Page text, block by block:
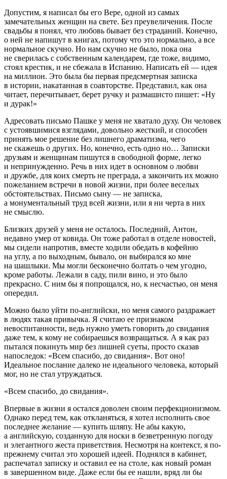
Допустим, я написал бы его Вере, одной из самых
замечательных женщин на свете. Без преувеличения. После
свадьбы я понял, что любовь бывает без страданий. Конечно,
о ней не напишут в книгах, потому что это нормально, а все
нормальное скучно. Но нам скучно не было, пока она
не сверилась с собственным календарем, где тоже, видимо,
стоял крестик, и не сбежала в Испанию. Написать ей — идея
на миллион. Это была бы первая предсмертная записка
в истории, накатанная в соавторстве. Представил, как она
читает, перечитывает, берет ручку и размашисто пишет: «Ну
и дурак!»
Адресовать письмо Пашке у меня не хватало духу. Он человек
с устоявшимися взглядами, довольно жесткий, и способен
принять мое решение без лишнего драматизма, чего
не скажешь о других. Но, конечно, есть одно но… Записки
друзьям и женщинам пишутся в свободной форме, легко
и непринужденно. Речь в них идет в основном о любви
и дружбе, для коих смерть не преграда, а закончить их можно
пожеланием встречи в новой жизни, при более веселых
обстоятельствах. Письмо сыну — не записка,
а монументальный труд всей жизни, или я ни черта в них
не смыслю.
Близких друзей у меня не осталось. Последний, Антон,
недавно умер от ковида. Он тоже работал в отделе новостей,
мы сидели напротив, вместе ходили обедать в кофейню
на углу, а по выходным, бывало, он выбирался ко мне
на шашлыки. Мы могли бесконечно болтать о чем угодно,
кроме работы. Лежали в саду, пили вино, и это было
прекрасно. С ним бы я попрощался, но, к несчастью, он меня
опередил.
Можно было уйти по-английски, но меня самого раздражает
в людях такая привычка. Я считаю ее признаком
невоспитанности, ведь нужно уметь говорить до свидания
даже тем, к кому не собираешься возвращаться. А я как раз
пытался покинуть мир без лишней суеты, просто сказав
напоследок: «Всем спасибо, до свидания». Вот оно!
Идеальное послание далеко не идеального человека, который
мог, но не стал утруждаться.
«Всем спасибо, до свидания».
Впервые в жизни я остался доволен своим перфекционизмом.
Однако перед тем, как откланяться, я хотел исполнить свое
последнее желание — купить шляпу. Не абы какую,
а английскую, созданную для носки в безветренную погоду
и элегантного жеста приветствия. Несмотря на контекст, я по-
прежнему считал это хорошей идеей. Поднялся в кабинет,
распечатал записку и оставил ее на столе, как новый роман
в завершенном виде. Даже если бы ее нашли, вряд ли бы